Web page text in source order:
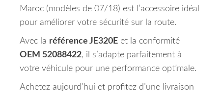
Maroc (modèles de 07/18) est l’accessoire idéal
pour améliorer votre sécurité sur la route.
Avec la référence JE320E et la conformité
OEM 52088422, il s’adapte parfaitement à
votre véhicule pour une performance optimale.
Achetez aujourd’hui et profitez d’une livraison